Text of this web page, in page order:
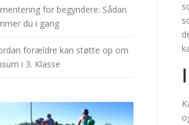
for begyndere: Sådan
du i gang
forældre kan støtte op om
i 3. Klasse